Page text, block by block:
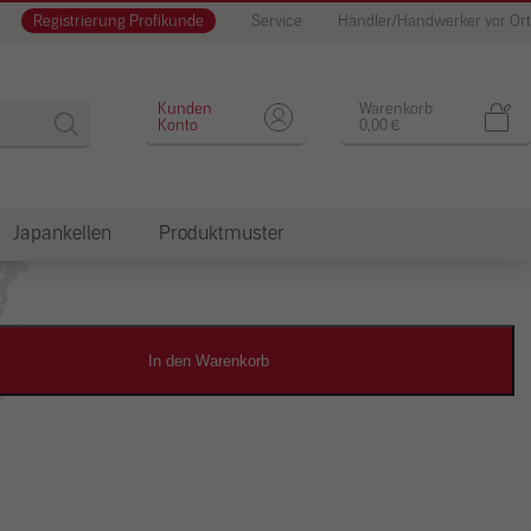
Registrierung Profikunde Service Händler/Handwerker vor Ort
Warenkorb
0,00 €
Kunden
Konto
Japankellen Produktmuster
Designputz
In den Warenkorb